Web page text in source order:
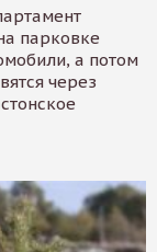
парковке
а потом
через